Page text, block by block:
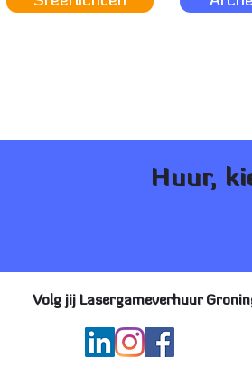
Huur,
Volg jij Lasergameverhuur